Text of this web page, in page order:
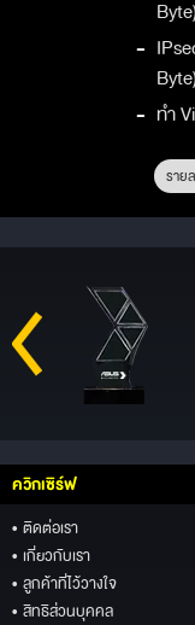
-
- ทำ
ราย
ควิกเซิร์ฟ
• ติดต่อเรา
• เกี่ยวกับเรา
• ลูกค้าที่ไว้วางใจ
• สิทธิส่วนบุคคล